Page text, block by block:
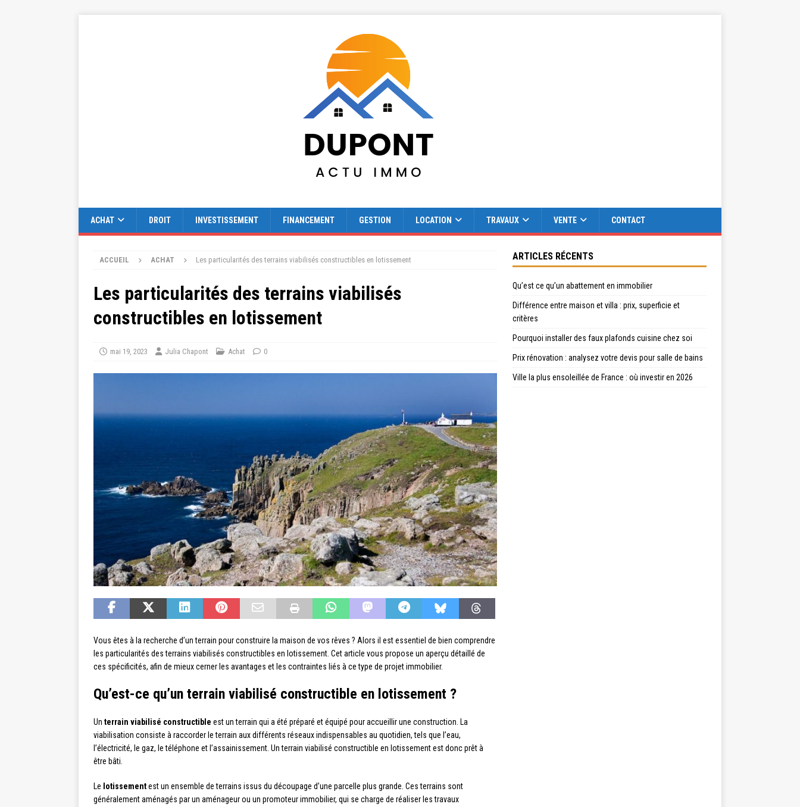
ACHAT DROIT INVESTISSEMENT FINANCEMENT GESTION LOCATION TRAVAUX VENTE CONTACT
ACCUEIL ACHAT Les particularités des terrains viabilisés constructibles en lotissement
Les particularités des terrains viabilisés
constructibles en lotissement
mai 19, 2023 Julia Chapont Achat 0
Vous êtes à la recherche d’un terrain pour construire la maison de vos rêves ? Alors il est essentiel de bien comprendre
les particularités des terrains viabilisés constructibles en lotissement. Cet article vous propose un aperçu détaillé de
ces spécificités, afin de mieux cerner les avantages et les contraintes liés à ce type de projet immobilier.
Qu’est-ce qu’un terrain viabilisé constructible en lotissement ?
Un terrain viabilisé constructible est un terrain qui a été préparé et équipé pour accueillir une construction. La
viabilisation consiste à raccorder le terrain aux différents réseaux indispensables au quotidien, tels que l’eau,
l’électricité, le gaz, le téléphone et l’assainissement. Un terrain viabilisé constructible en lotissement est donc prêt à
être bâti.
Le lotissementest un ensemble de terrains issus du découpage d’une parcelle plus grande. Ces terrains sont
généralement aménagés par un aménageur ou un promoteur immobilier, qui se charge de réaliser les travaux
ARTICLES RÉCENTS
Qu’est ce qu’un abattement en immobilier
Différence entre maison et villa : prix, superficie et
critères
Pourquoi installer des faux plafonds cuisine chez soi
Prix rénovation : analysez votre devis pour salle de bains
Ville la plus ensoleillée de France : où investir en 2026